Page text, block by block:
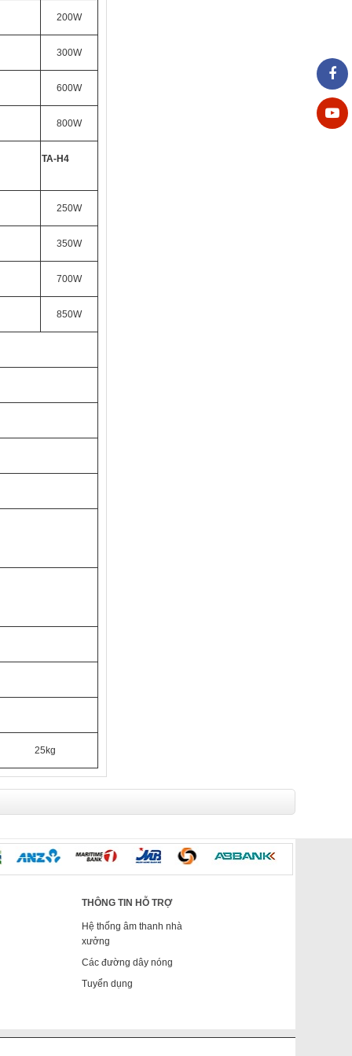
200W
300W
600W
800W
TA-H4
250W
350W
700W
850W
25kg
THÔNG TIN HỖ TRỢ
Hệ thống âm thanh nhà
xưởng
Các đường dây nóng
Tuyển dụng